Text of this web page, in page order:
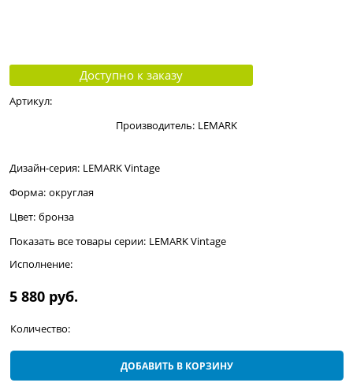
Доступно к заказу
Артикул:
Производитель: LEMARK
Дизайн-серия: LEMARK Vintage
Форма: округлая
Цвет: бронза
Показать все товары серии: LEMARK Vintage
Исполнение:
5 880 руб.
Количество:
ДОБАВИТЬ В КОРЗИНУ